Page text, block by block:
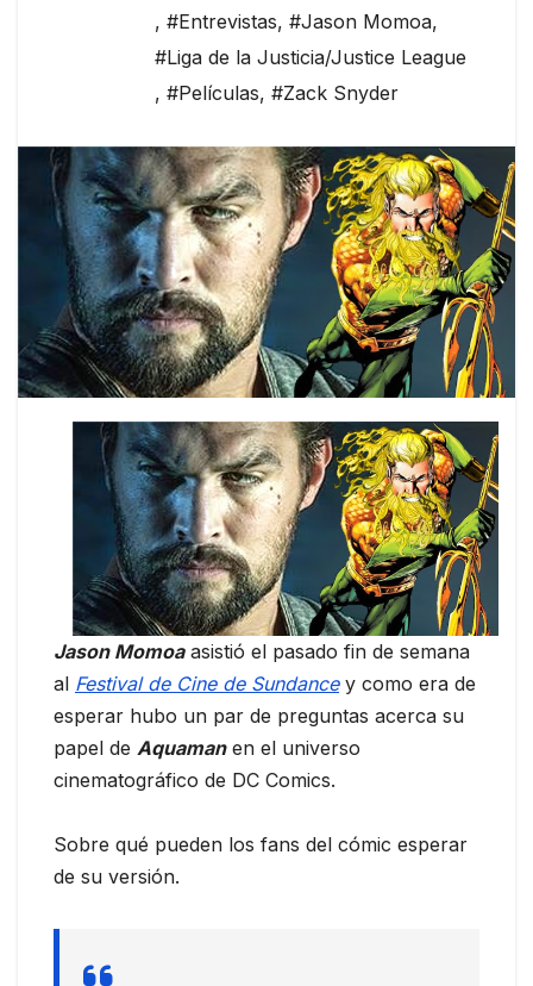
, #Entrevistas, #Jason Momoa,
#Liga de la Justicia/Justice League
, #Películas, #Zack Snyder
Jason Momoaasistió el pasado fin de semana
al Festival de Cine de Sundance y como era de
esperar hubo un par de preguntas acerca su
papel de Aquamanen el universo
cinematográfico de DC Comics.
Sobre qué pueden los fans del cómic esperar
de su versión.